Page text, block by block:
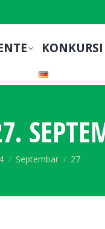
Septembar 27